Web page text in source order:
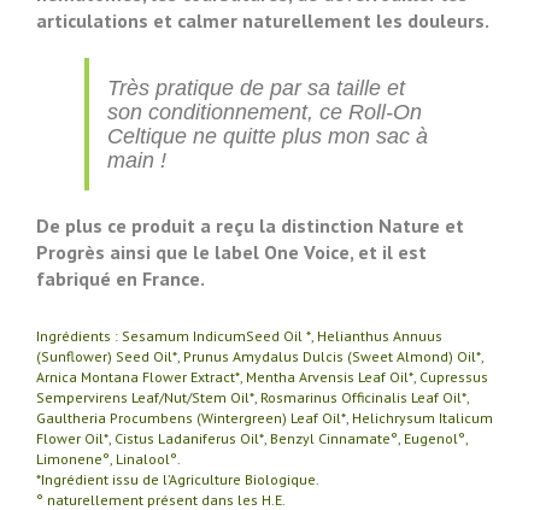
articulations et calmer naturellement les douleurs.
Très pratique de par sa taille et
son conditionnement, ce Roll-On
Celtique ne quitte plus mon sac à
main !
De plus ce produit a reçu la distinction Nature et
Progrès ainsi que le label One Voice, et il est
fabriqué en France.
Ingrédients : Sesamum IndicumSeed Oil *, Helianthus Annuus
(Sunflower) Seed Oil*, Prunus Amydalus Dulcis (Sweet Almond) Oil*,
Arnica Montana Flower Extract*, Mentha Arvensis Leaf Oil*, Cupressus
Sempervirens Leaf/Nut/Stem Oil*, Rosmarinus Officinalis Leaf Oil*,
Gaultheria Procumbens (Wintergreen) Leaf Oil*, Helichrysum Italicum
Flower Oil*, Cistus Ladaniferus Oil*, Benzyl Cinnamate°, Eugenol°,
Limonene°, Linalool°.
*Ingrédient issu de l’Agriculture Biologique.
° naturellement présent dans les H.E.